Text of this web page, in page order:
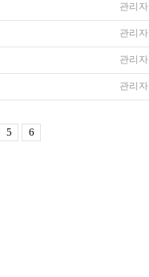
관리자
관리자
관리자
관리자
5 6